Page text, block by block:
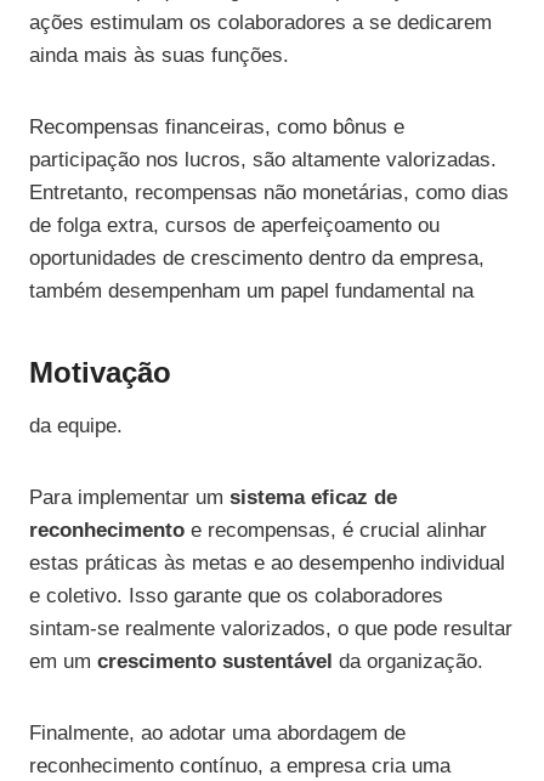
ações estimulam os colaboradores a se dedicarem
ainda mais às suas funções.
Recompensas financeiras, como bônus e
participação nos lucros, são altamente valorizadas.
Entretanto, recompensas não monetárias, como dias
de folga extra, cursos de aperfeiçoamento ou
oportunidades de crescimento dentro da empresa,
também desempenham um papel fundamental na
Motivação
da equipe.
Para implementar um sistema eficaz de
reconhecimento e recompensas, é crucial alinhar
estas práticas às metas e ao desempenho individual
e coletivo. Isso garante que os colaboradores
sintam-se realmente valorizados, o que pode resultar
em um crescimento sustentável da organização.
Finalmente, ao adotar uma abordagem de
reconhecimento contínuo, a empresa cria uma